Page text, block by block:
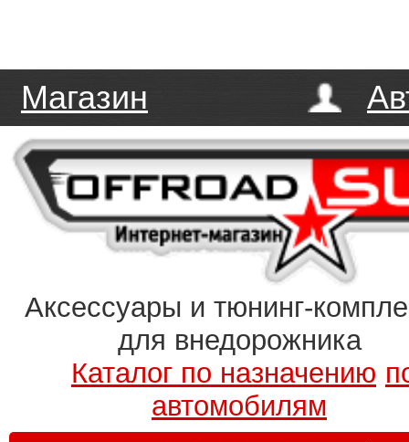
Магазин
Аксессуары и тюнинг-
для внедорожника
Каталог по назначению
автомобилям